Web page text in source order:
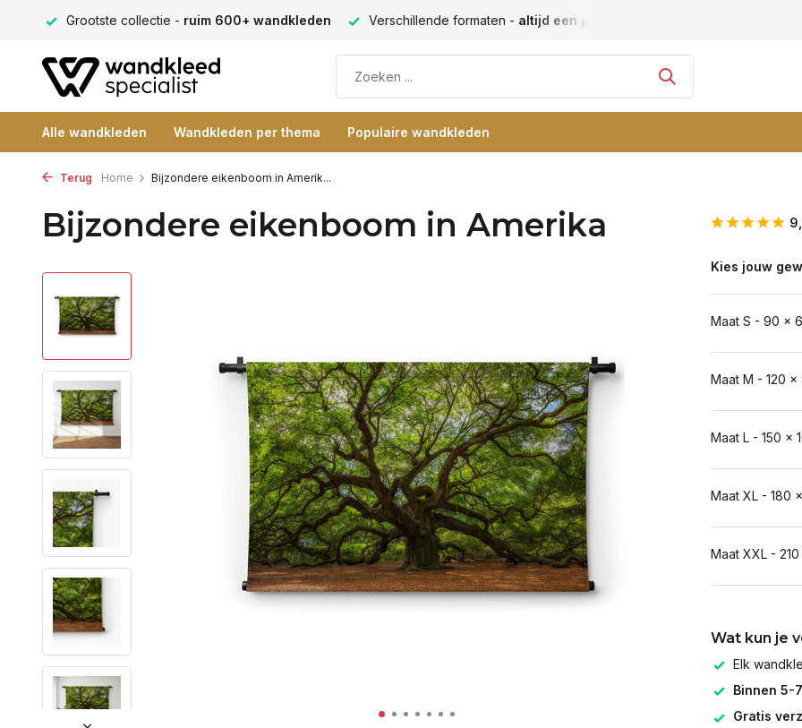
Grootste collectie - ruim 600+ wandkleden Verschillende formaten - altijd een passende maat
Alle wandkleden Wandkleden per thema Populaire wandkleden
Terug Home Bijzondere eikenboom in Amerik...
Bijzondere eikenboom in Amerika
Kies jouw
Maat S - 90 x
Maat M - 120 x
Maat L - 150 x
Maat XL - 180
Maat XXL -
Wat kun je
Elk
Binnen 5-
Gratis